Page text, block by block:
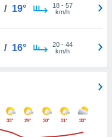
/ 19° 18- 57
km/h
/ 16° 20- 44
km/h
33° 29° 30° 31° 33°